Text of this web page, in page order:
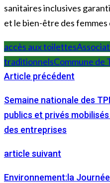
sanitaires inclusives
et le bien-être des
accès aux toilettes
traditionnelsCommune de
Article précédent
Semaine nationale des
publics et privés
des entreprises
article suivant
Environnement:la